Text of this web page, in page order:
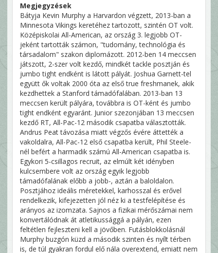
Megjegyzések
Bátyja Kevin Murphy a Harvardon végzett, 2013-ban a
Minnesota Vikings keretéhez tartozott, szintén OT volt.
Középiskolai All-American, az ország 3. legjobb OT-
jeként tartották számon, "tudomány, technológia és
társadalom" szakon diplomázott. 2012-ben 14 meccsen
játszott, 2-szer volt kezdő, mindkét tackle posztján és
jumbo tight endként is látott pályát. Joshua Garnett-tel
együtt ők voltak 2000 óta az első true freshmanek, akik
kezdhettek a Stanford támadófalában. 2013-ban 13
meccsen került pályára, továbbra is OT-ként és jumbo
tight endként egyaránt. Junior szezonjában 13 meccsen
kezdő RT, All-Pac-12 második csapatba választották.
Andrus Peat távozása miatt végzős évére áttették a
vakoldalra, All-Pac-12 első csapatba került, Phil Steele-
nél befért a harmadik számú All-American csapatba is.
Egykori 5-csillagos recruit, az elmúlt két idényben
kulcsembere volt az ország egyik legjobb
támadófalának előbb a jobb-, aztán a baloldalon.
Posztjához ideális méretekkel, karhosszal és erővel
rendelkezik, kifejezetten jól néz ki a testfelépítése és
arányos az izomzata. Sajnos a fizikai mérőszámai nem
konvertálódnak át atletikussággá a pályán, ezen
feltétlen fejleszteni kell a jövőben. Futásblokkolásnál
Murphy buzgón küzd a második szinten és nyílt térben
is, de túl gyakran fordul elő nála overextend, emiatt nem